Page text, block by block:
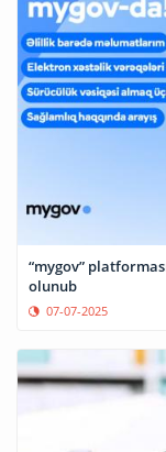
“mygov”
olunub
07-07-2025